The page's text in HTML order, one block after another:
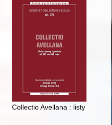
Collectio Avellana : listy